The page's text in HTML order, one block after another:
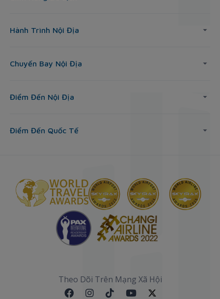
Hành Trình Nội Địa
Chuyến Bay Nội Địa
Điểm Đến Nội Địa
Điểm Đến Quốc Tế
Theo Dõi Trên Mạng Xã Hội